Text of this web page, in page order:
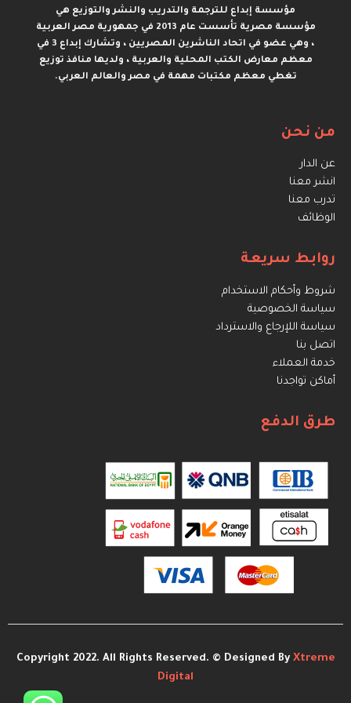
مؤسسة إبداع للترجمة والتدريب والنشر والتوزيع هي
مؤسسة مصرية تأسست عام 2013 في جمهورية مصر العربية
، وهي عضو في اتحاد الناشرين المصريين ، وتشارك إبداع 3 في
معظم معارض الكتب المحلية والعربية ، ولديها منافذ توزيع
تغطي معظم مكتبات مهمة في مصر والعالم العربي.
من نحن
عن الدار
انشر معنا
تدرب معنا
الوظائف
روابط سريعة
شروط وأحكام الاستخدام
سياسة الخصوصية
سياسة اللإرجاع والاسترداد
اتصل بنا
خدمة العملاء
أماكن تواجدنا
طرق الدفع
Copyright 2022. All Rights Reserved. © Designed ByXtreme
Digital